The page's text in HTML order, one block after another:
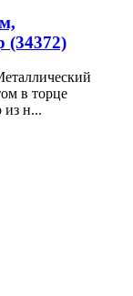
(34372)
в торце
из н...